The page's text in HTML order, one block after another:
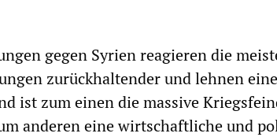
gegen Syrien reagieren die
zurückhaltender und lehnen
ist zum einen die massive
anderen eine wirtschaftliche und